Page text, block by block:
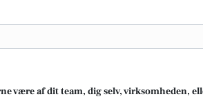
være af dit team, dig selv, virksomheden,